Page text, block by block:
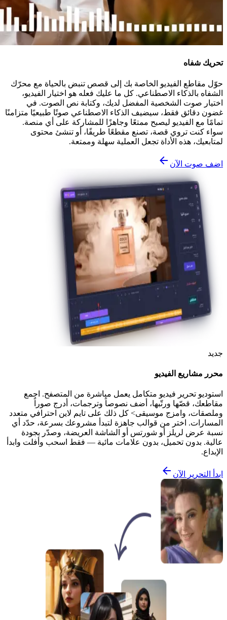
تحريك شفاه
حوّل مقاطع الفيديو الخاصة بك إلى قصص تنبض بالحياة مع محرّك
الشفاه بالذكاء الاصطناعي. كل ما عليك فعله هو اختيار الفيديو،
اختيار صوت الشخصية المفضل لديك، وكتابة نص الصوت. في
غضون دقائق فقط، سيضيف الذكاء الاصطناعي صوتًا طبيعيًا متزامنًا
تمامًا مع الفيديو ليصبح ممتعًا وجاهزًا للمشاركة على أي منصة.
سواء كنت تروي قصة، تصنع مقطعًا طريفًا، أو تنشئ محتوى
لمتابعيك، هذه الأداة تجعل العملية سهلة وممتعة.
اضف صوت الآن
جديد
محرر مشاريع الفيديو
استوديو تحرير فيديو متكامل يعمل مباشرة من المتصفح. اجمع
مقاطعك، قصّها ورتّبها، أضف نصوصاً وترجمات، أدرج صوراً
وملصقات، وامزج موسيقى> كل ذلك على تايم لاين احترافي متعدد
المسارات. اختر من قوالب جاهزة لتبدأ مشروعك بسرعة، حدّد أي
نسبة عرض لريلز أو شورتس أو الشاشة العريضة، وصدّر بجودة
عالية. بدون تحميل، بدون علامات مائية — فقط اسحب وأفلت وابدأ
الإبداع.
ابدأ التحرير الآن